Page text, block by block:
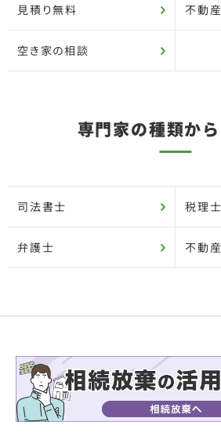
見積り無料 不動
空き家の相談
専門家の種類か
司法書士 税理士
弁護士 不動産